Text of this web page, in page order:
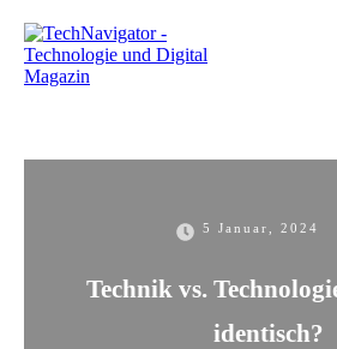
5 Januar, 2024
Technik vs.
identisch?